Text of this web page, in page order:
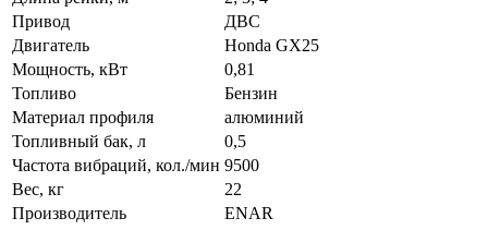
Привод
ДВС
Двигатель
Honda GX25
Мощность, кВт
0,81
Топливо
Бензин
Материал профиля
алюминий
Топливный бак, л
0,5
Частота вибраций, кол./мин 9500
Вес, кг
22
Производитель
ENAR